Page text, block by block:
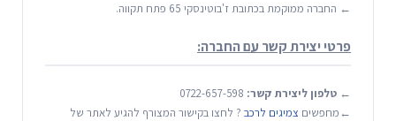
← החברה ממוקמת בכתובת ז'בוטינסקי 65 פתח תקווה.
פרטי יצירת קשר עם החברה:
← טלפון ליצירת קשר:
←מחפשים צמיגים לרכב ? לחצו בקישור המצורף להגיע לאתר של